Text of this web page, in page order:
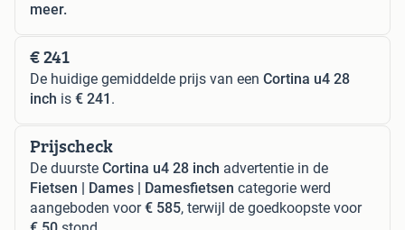
meer.
€ 241
De huidige gemiddelde prijs van een Cortina u4 28
inch is € 241 .
Prijscheck
De duurste Cortina u4 28 inch advertentie in de
Fietsen | Dames | Damesfietsen categorie werd
aangeboden voor€ 585, terwijl de goedkoopste voor